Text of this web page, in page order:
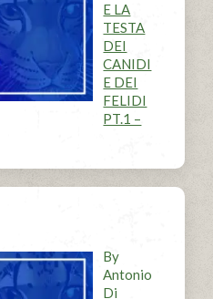
E LA
TESTA
DEI
CANIDI
E DEI
FELIDI
PT.1 –
By
Antonio
Di